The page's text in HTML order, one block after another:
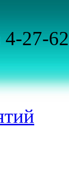
4-27-62